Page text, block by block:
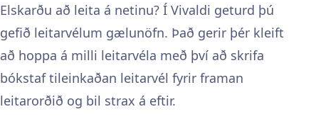
Elskarðu að leita á netinu? Í Vivaldi geturd þú
gefið leitarvélum gælunöfn. Það gerir þér kleift
að hoppa á milli leitarvéla með því að skrifa
bókstaf tileinkaðan leitarvél fyrir framan
leitarorðið og bil strax á eftir.